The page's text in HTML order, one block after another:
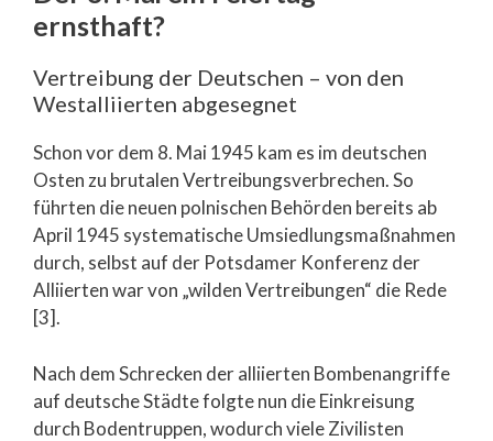
ernsthaft?
Vertreibung der Deutschen – von den
Westalliierten abgesegnet
Schon vor dem 8. Mai 1945 kam es im deutschen
Osten zu brutalen Vertreibungsverbrechen. So
führten die neuen polnischen Behörden bereits ab
April 1945 systematische Umsiedlungsmaßnahmen
durch, selbst auf der Potsdamer Konferenz der
Alliierten war von „wilden Vertreibungen“ die Rede
[3].
Nach dem Schrecken der alliierten Bombenangriffe
auf deutsche Städte folgte nun die Einkreisung
durch Bodentruppen, wodurch viele Zivilisten